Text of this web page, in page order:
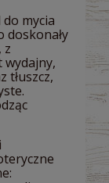
mycia
doskonały
z
wydajny,
tłuszcz,